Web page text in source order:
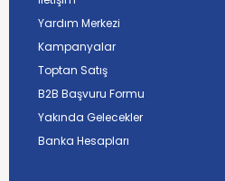
Yardım Merkezi
Kampanyalar
Toptan Satış
B2B Başvuru Formu
Yakında Gelecekler
Banka Hesapları